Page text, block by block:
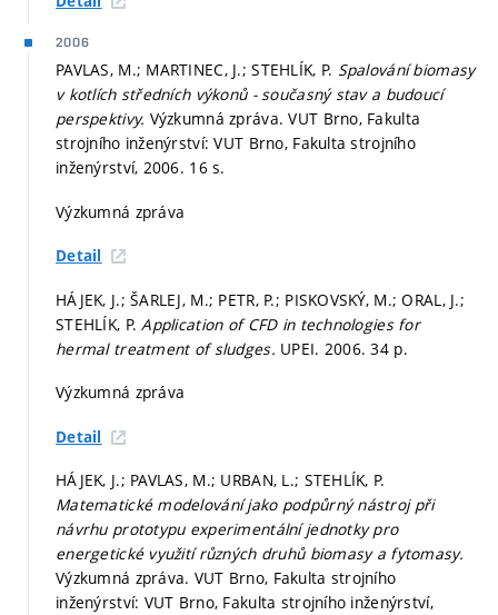
2006
PAVLAS, M.; MARTINEC, J.; STEHLÍK, P. Spalování biomasy
v kotlích středních výkonů - současný stav a budoucí
perspektivy. Výzkumná zpráva. VUT Brno, Fakulta
strojního inženýrství: VUT Brno, Fakulta strojního
inženýrství, 2006. 16 s.
Výzkumná zpráva
Detail
HÁJEK, J.; ŠARLEJ, M.; PETR, P.; PISKOVSKÝ, M.; ORAL, J.;
STEHLÍK, P.Application of CFD in technologies for
hermal treatment of sludges. UPEI. 2006. 34 p.
Výzkumná zpráva
Detail
HÁJEK, J.; PAVLAS, M.; URBAN, L.; STEHLÍK, P.
Matematické modelování jako podpůrný nástroj při
návrhu prototypu experimentální jednotky pro
energetické využití různých druhů biomasy a fytomasy.
Výzkumná zpráva. VUT Brno, Fakulta strojního
inženýrství: VUT Brno, Fakulta strojního inženýrství,